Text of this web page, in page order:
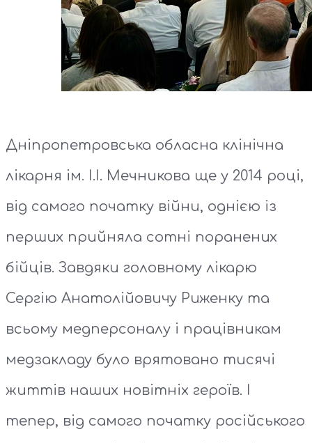
Дніпропетровська обласна клінічна
лікарня ім. І.І. Мечникова ще у 2014 році,
від самого початку війни, однією із
перших прийняла сотні поранених
бійців. Завдяки головному лікарю
Сергію Анатолійовичу Риженку та
всьому медперсоналу і працівникам
медзакладу було врятовано тисячі
життів наших новітніх героїв. І
тепер, від самого початку російського